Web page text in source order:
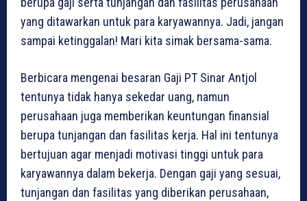
yang ditawarkan untuk para karyawannya. Jadi, jangan
sampai ketinggalan! Mari kita simak bersama-sama.
Berbicara mengenai besaran Gaji PT Sinar Antjol
tentunya tidak hanya sekedar uang, namun
perusahaan juga memberikan keuntungan finansial
berupa tunjangan dan fasilitas kerja. Hal ini tentunya
bertujuan agar menjadi motivasi tinggi untuk para
karyawannya dalam bekerja. Dengan gaji yang sesuai,
tunjangan dan fasilitas yang diberikan perusahaan,